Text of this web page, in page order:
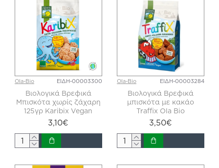
Ola-Bio ΕΙΔΗ-00003300
Βιολογικά Βρεφικά
Μπισκότα χωρίς ζάχαρη
125γρ Karibix Vegan
3,10€
Ola-Bio ΕΙΔΗ-00003284
Βιολογικά Βρεφικά
μπισκότα με κακάο
Traffix Ola Bio
3,50€